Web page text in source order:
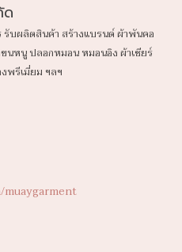
ด
บผลิตสินค้า สร้างแบรนด์ ผ้าพันคอ
ขนหนู ปลอกหมอน หมอนอิง ผ้าเชียร์
พรีเมี่ยม ฯลฯ